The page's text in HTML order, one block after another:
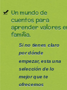
Un mundo de
cuentos para
aprender valores
familia.
Si no tienes claro
por dónde
empezar, esta una
selección de lo
mejor que te
ofrecemos